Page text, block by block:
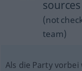
(not
team)
Als die Party